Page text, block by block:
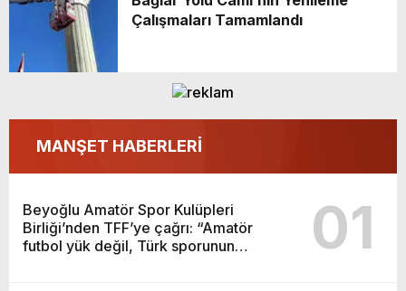
sporunun temelidir”
Çalışmaları Tamamlandı
MANŞET HABERLERİ
Beyoğlu Amatör Spor Kulüpleri
Birliği’nden TFF’ye çağrı: “Amatör
futbol yük değil, Türk sporunun
01